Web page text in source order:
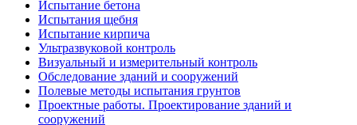
Испытание бетона
Испытания щебня
Испытание кирпича
Ультразвуковой контроль
Визуальный и измерительный контроль
Обследование зданий и сооружений
Полевые методы испытания грунтов
Проектные работы. Проектирование зданий и
сооружений